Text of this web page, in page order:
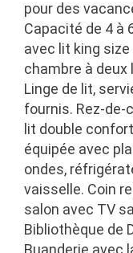
pour des
Capacité de 4 à
avec lit king
chambre à
Linge de lit,
fournis. Rez-de-
lit double
équipée avec
ondes,
vaisselle. Coin
salon avec TV
Bibliothèque de
Buanderie avec